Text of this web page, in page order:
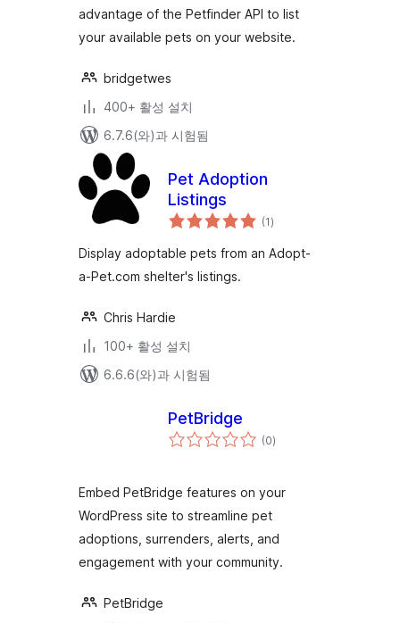
advantage of the Petfinder API to list
your available pets on your website.
bridgetwes
400+ 활성 설치
6.7.6(와)과 시험됨
Pet Adoption
Listings
(1전
체
점
)
Display adoptable pets from an Adopt-
a-Pet.com shelter's listings.
Chris Hardie
100+ 활성 설치
6.6.6(와)과 시험됨
PetBridge
(0전
체)
Embed PetBridge features on your
WordPress site to streamline pet
adoptions, surrenders, alerts, and
engagement with your community.
PetBridge